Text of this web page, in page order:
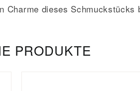
Charme dieses Schmuckstücks
PRODUKTE